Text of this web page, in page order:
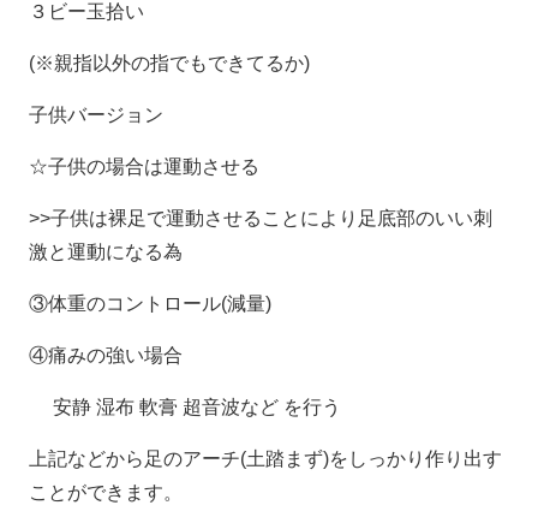
３ビー玉拾い
(※親指以外の指でもできてるか)
子供バージョン
☆子供の場合は運動させる
>>子供は裸足で運動させることにより足底部のいい刺
激と運動になる為
③体重のコントロール(減量)
④痛みの強い場合
安静 湿布 軟膏 超音波など を行う
上記などから足のアーチ(土踏まず)をしっかり作り出す
ことができます。